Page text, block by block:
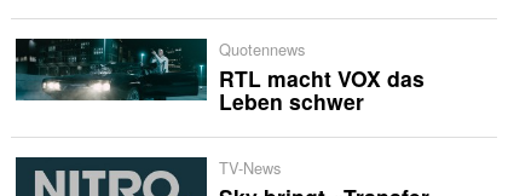
Quotennews
RTL macht VOX das
Leben schwer
TV-News